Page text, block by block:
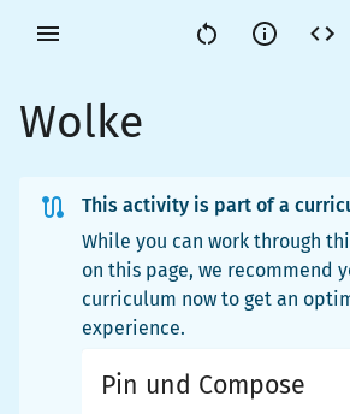
Wolke
This activity is part of a
While you can work through
on this page, we recommend
curriculum now to get an
experience.
Pin und Compose